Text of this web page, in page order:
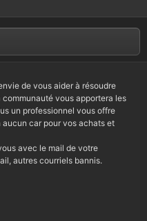
de vous aider à résoudre
vous apportera les
un professionnel vous offre
car pour vos achats et
avec le mail de votre
autres courriels bannis.